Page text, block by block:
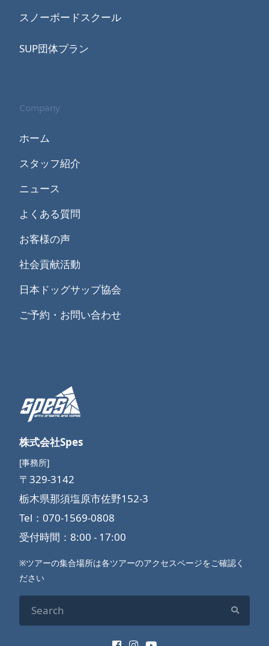
スノーボードスクール
SUP団体プラン
Company
ホーム
スタッフ紹介
ニュース
よくある質問
お客様の声
社会貢献活動
日本ドッグサップ協会
ご予約・お問い合わせ
株式会社Spes
[事務所]
〒329-3142
栃木県那須塩原市佐野152-3
Tel：070-1569-0808
受付時間：8:00 - 17:00
※ツアーの集合場所は各ツアーのアクセスページをご確認く
ださい